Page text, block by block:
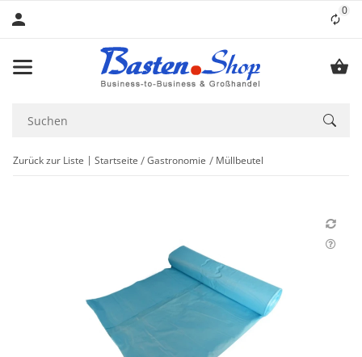
0
Zurück zur Liste Startseite Gastronomie Müllbeutel